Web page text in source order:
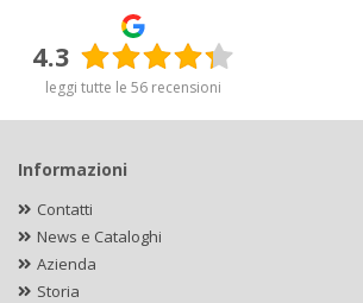
4.3
leggi tutte le 56 recensioni
Informazioni
Contatti
News e Cataloghi
Azienda
Storia